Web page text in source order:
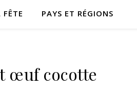
FÊTE PAYS ET RÉGIONS
œuf cocotte